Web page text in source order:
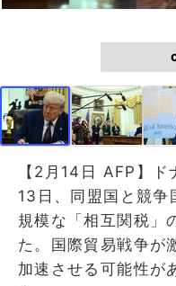
【2月14日 AFP】
13日、同盟国と競争
規模な「相互関税」
た。国際貿易戦争が
加速させる可能性が